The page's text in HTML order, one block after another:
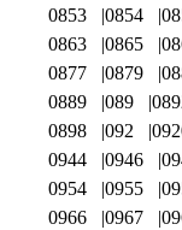
0853
0854
0863
0865
0877
0879
0889
089
0898
092
0944
0946
0954
0955
0966
0967